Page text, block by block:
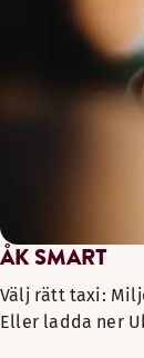
ÅK SMART
Välj rätt taxi: Miljö
Eller ladda ner